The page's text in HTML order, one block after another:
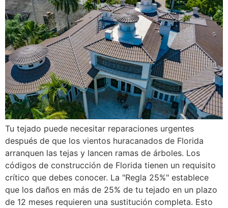
Tu tejado puede necesitar reparaciones urgentes
después de que los vientos huracanados de Florida
arranquen las tejas y lancen ramas de árboles. Los
códigos de construcción de Florida tienen un requisito
crítico que debes conocer. La "Regla 25%" establece
que los daños en más de 25% de tu tejado en un plazo
de 12 meses requieren una sustitución completa. Esto